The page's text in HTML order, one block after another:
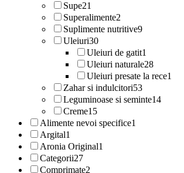
Supe21
Superalimente2
Suplimente nutritive9
Uleiuri30
Uleiuri de gatit1
Uleiuri naturale28
Uleiuri presate la rece1
Zahar si indulcitori53
Leguminoase si seminte14
Creme15
Alimente nevoi specifice1
Argital1
Aronia Original1
Categorii27
Comprimate2